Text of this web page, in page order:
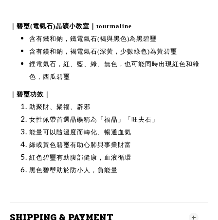
｜碧璽(電氣石)晶礦小教室｜tourmaline
含有鐵和鈉，鐵電氣石(褐與黑色)為黑碧璽
含有鎂和鈉，褐電氣石(深黃，少數綠色)為黃碧璽
鋰電氣石，紅、藍、綠、無色，也可能同時出現紅色和綠
色，西瓜碧璽
｜碧璽功效｜
助聚財、聚福、辟邪
女性佩帶首選晶礦稱為「福晶」「旺夫石」
能量可以隨溫度而轉化、暢通血氣
綠或黃色碧璽有助心肺與事業財富
紅色碧璽有助腹部健康，血液循環
黑色碧璽助於防小人，負能量